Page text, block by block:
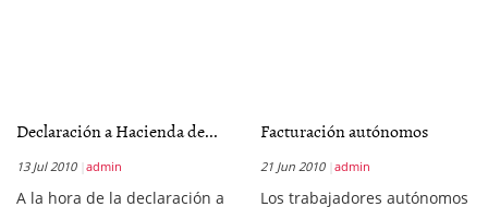
Declaración a Hacienda de...
13 Jul 2010 admin
A la hora de la declaración a
Facturación autónomos
21 Jun 2010 admin
Los trabajadores autónomos